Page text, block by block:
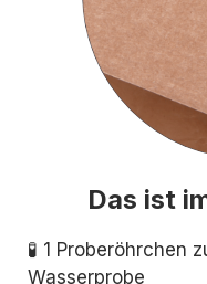
Das ist
🧪 1 Proberöhrchen
Wasserprobe